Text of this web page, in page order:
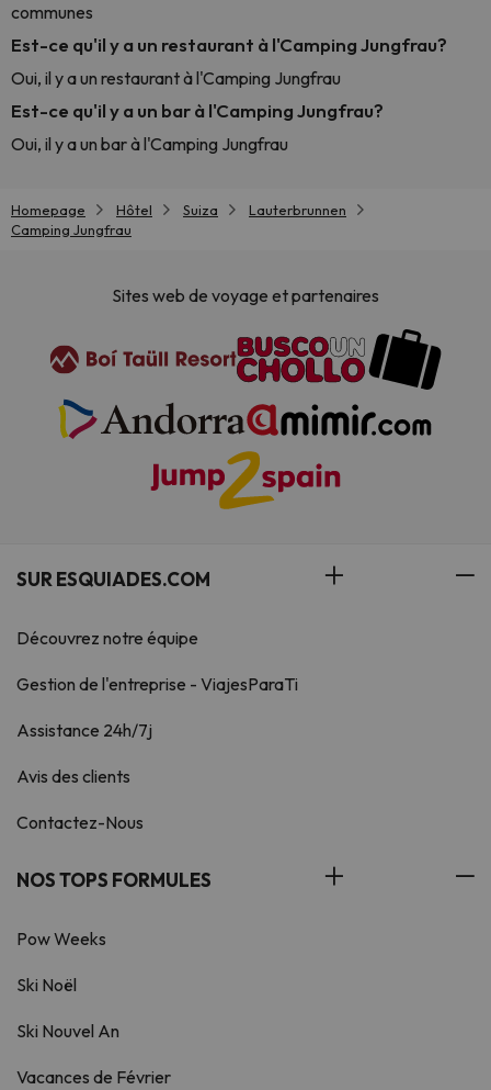
communes
Est-ce qu'il y a un restaurant à l'Camping Jungfrau?
Oui, il y a un restaurant à l'Camping Jungfrau
Est-ce qu'il y a un bar à l'Camping Jungfrau?
Oui, il y a un bar à l'Camping Jungfrau
Homepage Hôtel Suiza
Lauterbrunnen
Camping Jungfrau
Sites web de voyage et partenaires
SUR ESQUIADES.COM
Découvrez notre équipe
Gestion de l'entreprise - ViajesParaTi
Assistance 24h/7j
Avis des clients
Contactez-Nous
NOS TOPS FORMULES
Pow Weeks
Ski Noël
Ski Nouvel An
Vacances de Février